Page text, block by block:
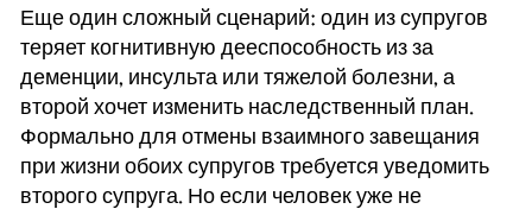
Еще один сложный сценарий: один из супругов
теряет когнитивную дееспособность из за
деменции, инсульта или тяжелой болезни, а
второй хочет изменить наследственный план.
Формально для отмены взаимного завещания
при жизни обоих супругов требуется уведомить
второго супруга. Но если человек уже не